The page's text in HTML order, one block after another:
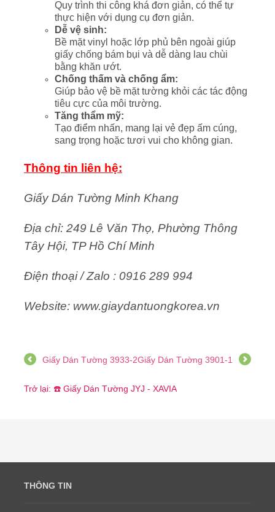
Quy trình thi công khá đơn giản, có thể tự
thực hiện với dụng cụ đơn giản.
Dễ vệ sinh:
Bề mặt vinyl hoặc lớp phủ bên ngoài giúp
giấy chống bám bụi và dễ dàng lau chùi
bằng khăn ướt.
Chống thấm và chống ẩm:
Giúp bảo vệ bề mặt tường khỏi các tác động
tiêu cực của môi trường.
Tăng thẩm mỹ:
Tạo điểm nhấn, mang lại vẻ đẹp ấm cúng,
sang trọng hoặc tươi vui cho không gian.
Thông tin liên hệ:
Giấy Dán Tường Minh Khang
Địa chỉ: 249 Lê Văn Thọ, Phường Thông
Tây Hội, TP Hồ Chí Minh
Điện thoại / Zalo : 0916 289 994
Website: www.giaydantuongkorea.vn
Giấy Dán Tường 3901-1
Giấy Dán Tường 3933-2
Trở lại: ☎️ Giấy Dán Tường JYJ - XAVIA
THÔNG TIN